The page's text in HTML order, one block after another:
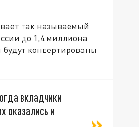
так называемый
до 1,4 миллиона
будут конвертированы
вкладчики
оказались и